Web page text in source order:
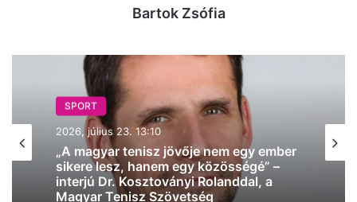
Bartok Zsófia
SPORT
2026, július 23. 13:10
„A magyar tenisz jövője nem egy ember
sikere lesz, hanem egy közösségé” –
interjú Dr. Kosztoványi Rolanddal, a
Magyar Tenisz Szövetség